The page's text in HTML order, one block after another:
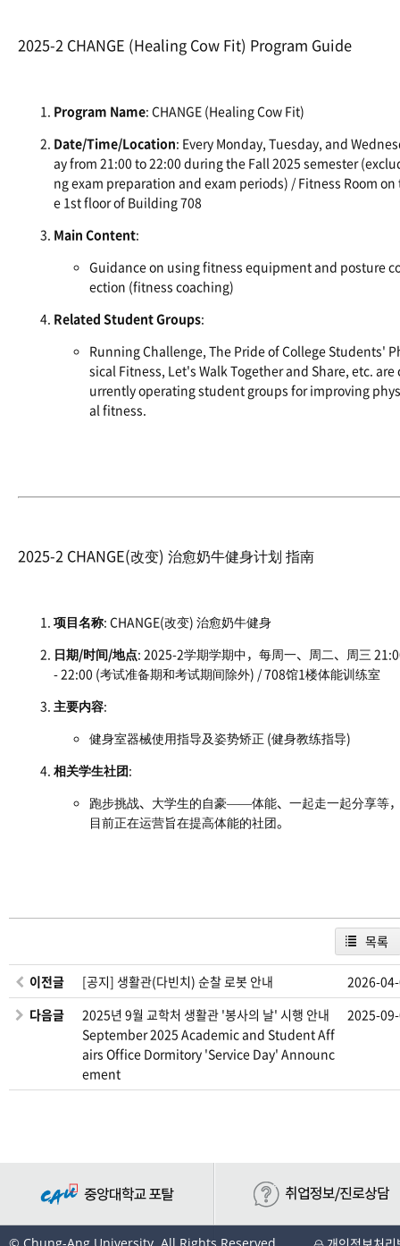
2025-2 CHANGE (Healing Cow Fit) Program Guide
Program Name: CHANGE (Healing Cow Fit)
Date/Time/Location: Every Monday, Tuesday, and
ay from 21:00 to 22:00 during the Fall 2025 semester
ng exam preparation and exam periods) / Fitness Room on
e 1st floor of Building 708
Main Content:
Guidance on using fitness equipment and posture
ection (fitness coaching)
Related Student Groups:
Running Challenge, The Pride of College Students'
sical Fitness, Let's Walk Together and Share, etc. are
urrently operating student groups for improving
al fitness.
2025-2 CHANGE(改变) 治愈奶牛健身计划 指南
项目名称: CHANGE(改变) 治愈奶牛健身
日期/时间/地点: 2025-2学期学期中，每周一、周二、周三
- 22:00 (考试准备期和考试期间除外) / 708馆1楼体能训练室
主要内容:
健身室器械使用指导及姿势矫正 (健身教练指导)
相关学生社团:
跑步挑战、大学生的自豪——体能、一起走一起分享等
目前正在运营旨在提高体能的社团。
목록
이전글 [공지] 생활관(다빈치) 순찰 로봇 안내
2026-
다음글
2025년 9월 교학처 생활관 '봉사의 날' 시행 안내
September 2025 Academic and Student Aff
airs Office Dormitory 'Service Day' Announc
ement
2025-